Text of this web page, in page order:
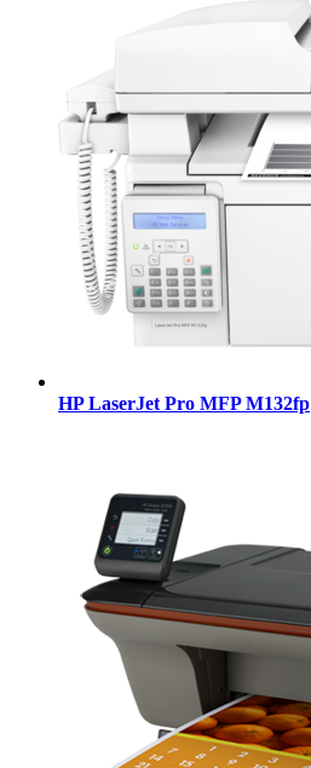
HP LaserJet Pro MFP M132fp